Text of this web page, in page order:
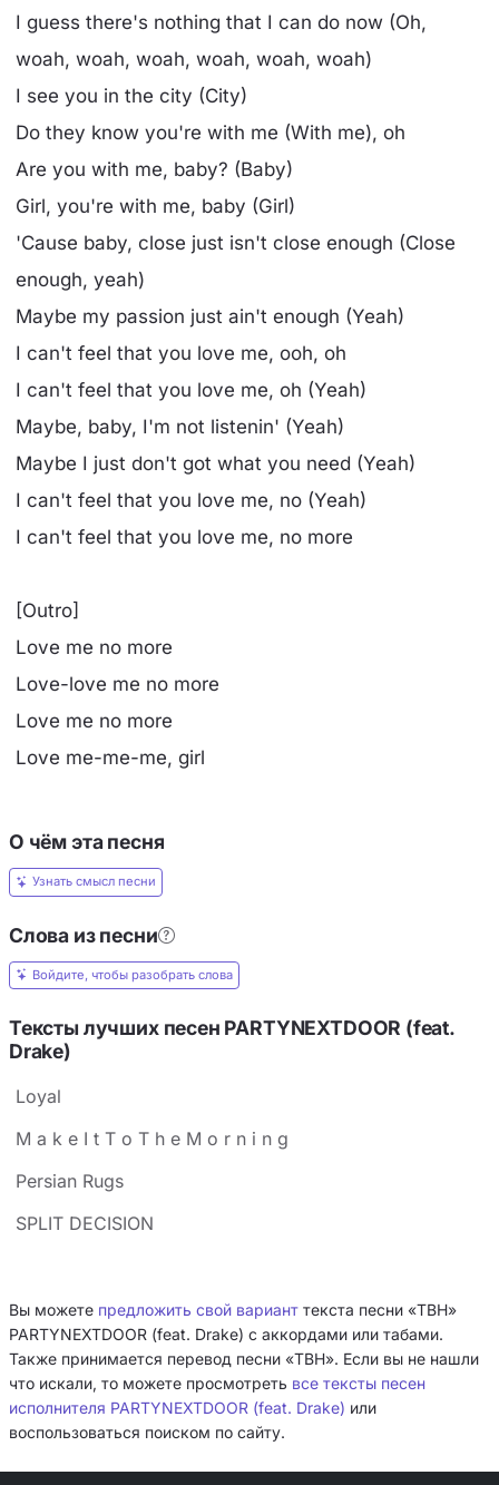
I guess there's nothing that I can do now (Oh,
woah, woah, woah, woah, woah, woah)
I see you in the city (City)
Do they know you're with me (With me), oh
Are you with me, baby? (Baby)
Girl, you're with me, baby (Girl)
'Cause baby, close just isn't close enough (Close
enough, yeah)
Maybe my passion just ain't enough (Yeah)
I can't feel that you love me, ooh, oh
I can't feel that you love me, oh (Yeah)
Maybe, baby, I'm not listenin' (Yeah)
Maybe I just don't got what you need (Yeah)
I can't feel that you love me, no (Yeah)
I can't feel that you love me, no more
[Outro]
Love me no more
Love-love me no more
Love me no more
Love me-me-me, girl
О чём эта песня
Узнать смысл песни
Слова из песни
Войдите, чтобы разобрать слова
Тексты лучших песен PARTYNEXTDOOR (feat.
Drake)
Loyal
M a k e I t T o T h e M o r n i n g
Persian Rugs
SPLIT DECISION
Вы можете предложить свой вариант текста песни «TBH»
PARTYNEXTDOOR (feat. Drake) с аккордами или табами.
Также принимается перевод песни «TBH». Если вы не нашли
что искали, то можете просмотреть все тексты песен
исполнителя PARTYNEXTDOOR (feat. Drake) или
воспользоваться поиском по сайту.